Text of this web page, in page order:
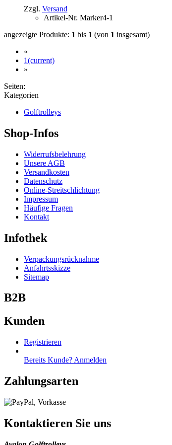
Zzgl. Versand
Artikel-Nr. Marker4-1
angezeigte Produkte: 1 bis 1 (von 1 insgesamt)
«
1(current)
»
Seiten:
Kategorien
Golftrolleys
Shop-Infos
Widerrufsbelehrung
Unsere AGB
Versandkosten
Datenschutz
Online-Streitschlichtung
Impressum
Häufige Fragen
Kontakt
Infothek
Verpackungsrücknahme
Anfahrtsskizze
Sitemap
B2B
Kunden
Registrieren
Bereits Kunde? Anmelden
Zahlungsarten
Kontaktieren Sie uns